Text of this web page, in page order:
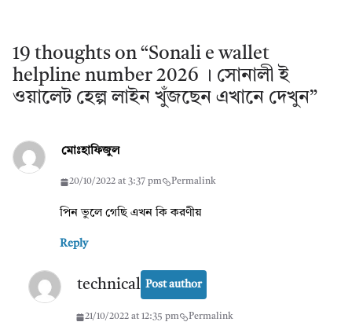
19 thoughts on “Sonali e wallet
helpline number 2026 । সোনালী ই
ওয়ালেট হেল্প লাইন খুঁজছেন এখানে দেখুন”
মোঃহাফিজুল
20/10/2022 at 3:37 pm Permalink
পিন ভুলে গেছি এখন কি করণীয়
Reply
technical Post author
21/10/2022 at 12:35 pm Permalink